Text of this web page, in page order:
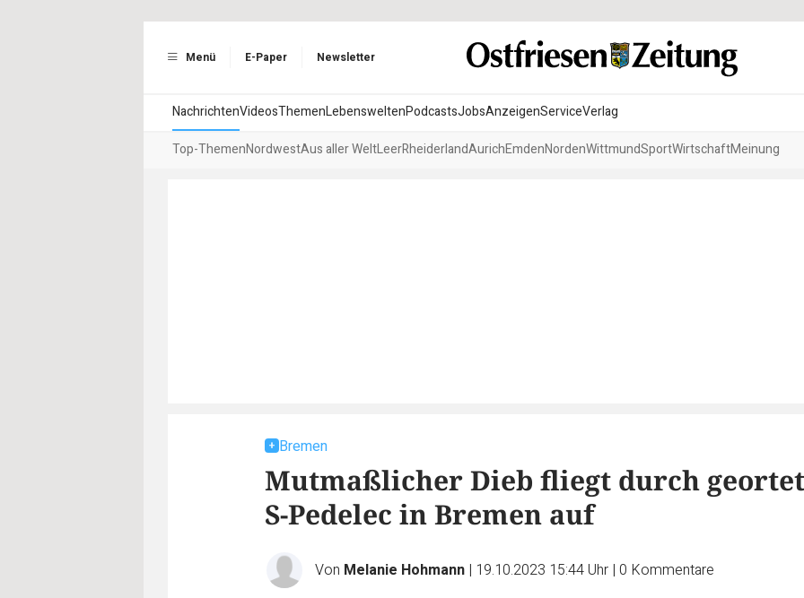
Menü E-Paper Newsletter
NachrichtenVideosThemenLebensweltenPodcastsJobsAnzeigenServiceVerlag
Top-ThemenNordwestAus aller WeltLeerRheiderlandAurichEmdenNordenWittmundSportWirtschaftMeinung
Bremen
Mutmaßlicher Dieb fliegt durch
S-Pedelec in Bremen auf
Von Melanie Hohmann | 19.10.2023 15:44 Uhr | 0 Kommentare